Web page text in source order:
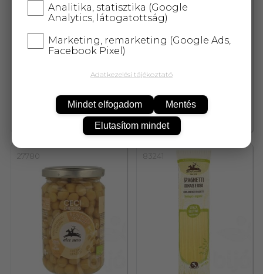
250 g
1 316,-
27780 83241
Analitika, statisztika (Google
Analytics, látogatottság)
Marketing, remarketing (Google Ads,
Facebook Pixel)
Adatkezelési tájékoztató
Mindet elfogadom Mentés
Elutasítom mindet